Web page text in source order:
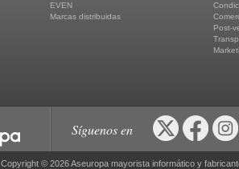
EVEN
Marcas distribuidas
Post-
Síguenos en
Copyright © 2026 Aseuropa mayorista informático y